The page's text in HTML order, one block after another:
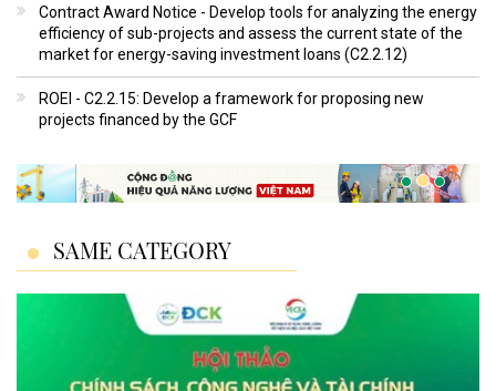
Contract Award Notice - Develop tools for analyzing the energy
efficiency of sub-projects and assess the current state of the
market for energy-saving investment loans (C2.2.12)
ROEI - C2.2.15: Develop a framework for proposing new
projects financed by the GCF
SAME CATEGORY